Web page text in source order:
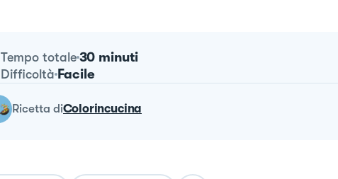
Tempo totale 30 minuti
Difficoltà Facile
ricetta diColorincucina